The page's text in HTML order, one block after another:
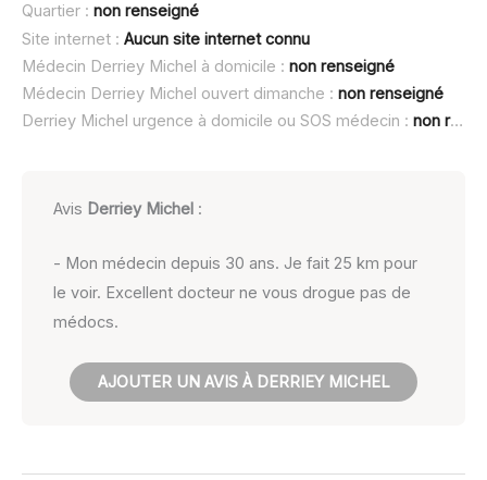
Quartier : non renseigné
Site internet : Aucun site internet connu
Médecin Derriey Michel à domicile : non renseigné
Médecin Derriey Michel ouvert dimanche : non renseigné
Derriey Michel urgence à domicile ou SOS médecin : non renseigné
Avis Derriey Michel :
- Mon médecin depuis 30 ans. Je fait 25 km pour
le voir. Excellent docteur ne vous drogue pas de
médocs.
AJOUTER UN AVIS À DERRIEY MICHEL